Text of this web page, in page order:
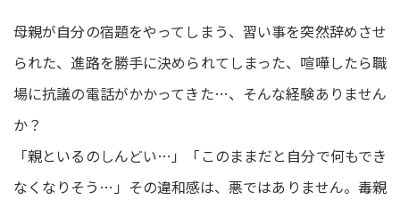
母親が自分の宿題をやってしまう、習い事を突然辞めさせ
られた、進路を勝手に決められてしまった、喧嘩したら職
場に抗議の電話がかかってきた…、そんな経験ありません
か？
「親といるのしんどい…」「このままだと自分で何もでき
なくなりそう…」その違和感は、悪ではありません。毒親